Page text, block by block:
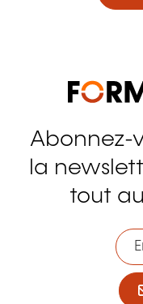
Abonnez-
la
tout